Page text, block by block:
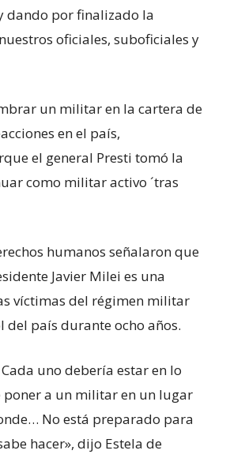
dando por finalizado la
oficiales, suboficiales y
un militar en la cartera de
en el país,
el general Presti tomó la
como militar activo ´tras
humanos señalaron que
Javier Milei es una
víctimas del régimen militar
del país durante ocho años.
uno debería estar en lo
poner a un militar en un lugar
No está preparado para
hacer», dijo Estela de